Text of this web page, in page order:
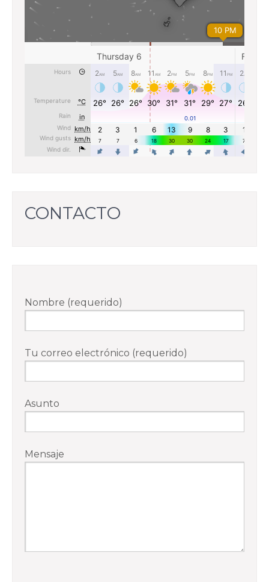
CONTACTO
Nombre (requerido)
Tu correo electrónico (requerido)
Asunto
Mensaje